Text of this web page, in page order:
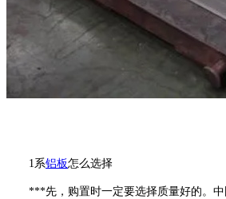
1系铝板怎么选择
***先，购置时一定要选择质量好的。中